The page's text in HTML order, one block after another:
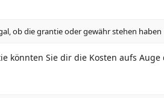
ob die grantie oder gewähr stehen haben
könnten Sie dir die Kosten aufs